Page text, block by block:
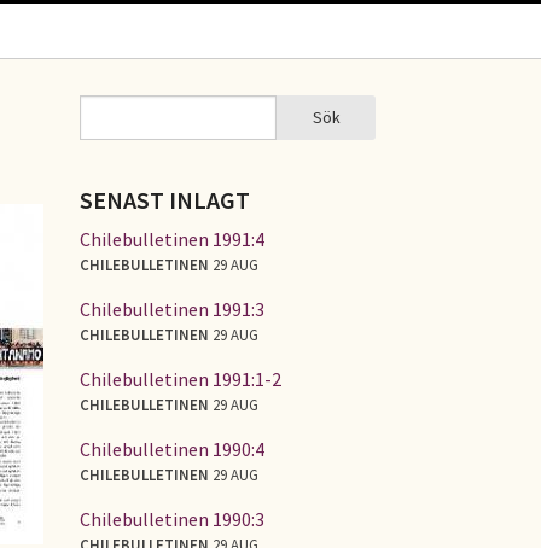
SÖKFORMULÄR Sök
SENAST INLAGT
Chilebulletinen 1991:4
CHILEBULLETINEN 29 AUG
Chilebulletinen 1991:3
CHILEBULLETINEN 29 AUG
Chilebulletinen 1991:1-2
CHILEBULLETINEN 29 AUG
Chilebulletinen 1990:4
CHILEBULLETINEN 29 AUG
Chilebulletinen 1990:3
CHILEBULLETINEN 29 AUG